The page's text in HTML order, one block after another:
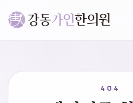
404